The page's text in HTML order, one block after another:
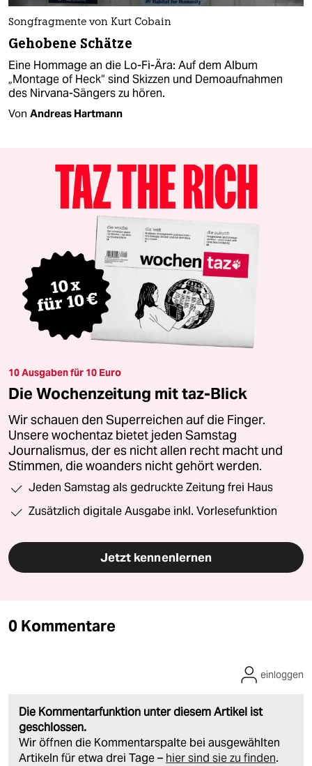
Songfragmente von Kurt Cobain
Gehobene Schätze
Eine Hommage an die Lo-Fi-Ära: Auf dem Album
„Montage of Heck“ sind Skizzen und Demoaufnahmen
des Nirvana-Sängers zu hören.
Von Andreas Hartmann
10 Ausgaben für 10 Euro
Die Wochenzeitung mit taz-Blick
Wir schauen den Superreichen auf die Finger.
Unsere wochentaz bietet jeden Samstag
Journalismus, der es nicht allen recht macht und
Stimmen, die woanders nicht gehört werden.
Jeden Samstag als gedruckte Zeitung frei Haus
Zusätzlich digitale Ausgabe inkl. Vorlesefunktion
Jetzt kennenlernen
0 Kommentare
Die Kommentarfunktion unter diesem Artikel ist
geschlossen.
Wir öffnen die Kommentarspalte bei ausgewählten
Artikeln für etwa drei Tage – hier sind sie zu finden.
einloggen